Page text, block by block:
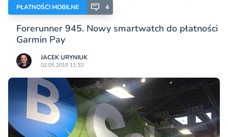
PŁATNOŚCI MOBILNE 4
Forerunner 945. Nowy smartwatch do płatności
Garmin Pay
JACEK URYNIUK
02.05.2019 11:33